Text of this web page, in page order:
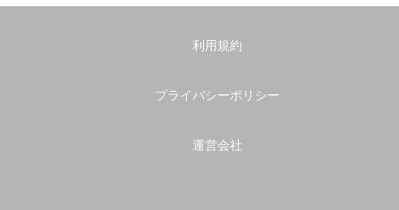
利用規約
プライバシーポリシー
運営会社